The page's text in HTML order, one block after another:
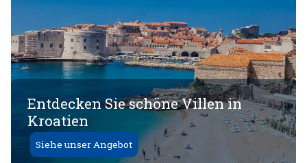
Entdecken Sie schöne Villen in
Kroatien
Siehe unser Angebot